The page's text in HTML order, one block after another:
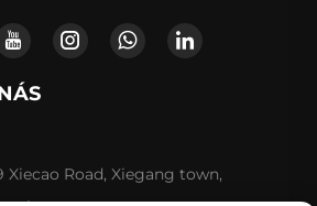
Xiecao Road, Xiegang town,